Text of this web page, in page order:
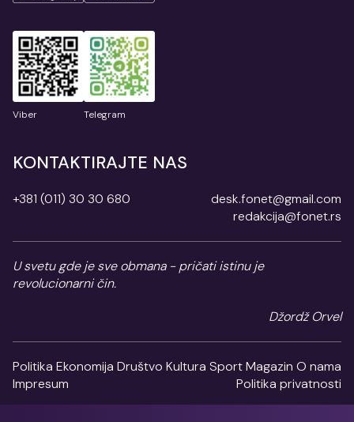
Viber Telegram
KONTAKTIRAJTE NAS
+381 (011) 30 30 680
desk.fonet@gmail.com
redakcija@fonet.rs
U svetu gde je sve obmana - pričati istinu je
revolucionarni čin.
Džordž Orvel
Politika Ekonomija Društvo Kultura SportMagazin O nama
Impresum
Politika privatnosti